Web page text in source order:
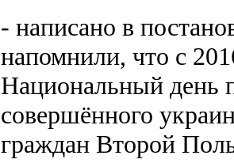
- написано в
напомнили, что с
Национальный день
совершённого
граждан Второй